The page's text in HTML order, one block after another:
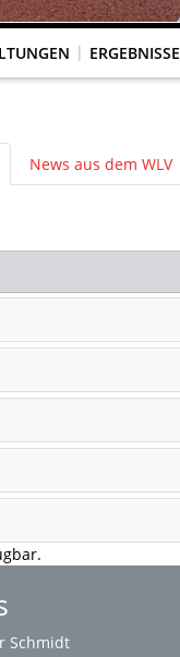
ERGEBNISSE
News aus dem WLV
Schmidt